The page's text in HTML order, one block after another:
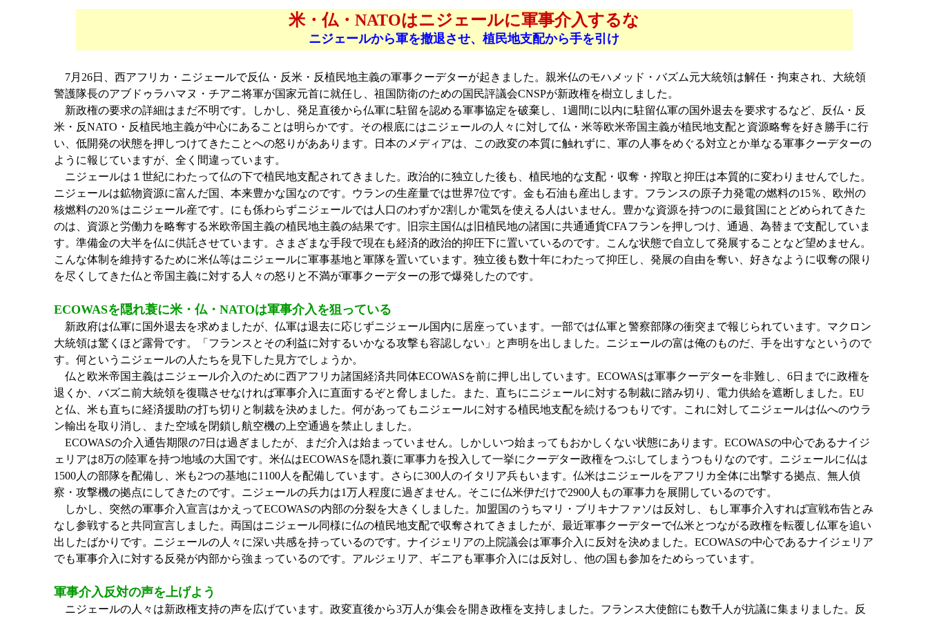
米・仏・NATOはニジェールに軍事介入するな
ニジェールから軍を撤退させ、植民地支配から手を引け
7月26日、西アフリカ・ニジェールで反仏・反米・反植民地主義の軍事クーデターが起きました。親米仏のモハメッド・バズム元大統領は解任・拘束され、大統領
警護隊長のアブドゥラハマヌ・チアニ将軍が国家元首に就任し、祖国防衛のための国民評議会CNSPが新政権を樹立しました。
新政権の要求の詳細はまだ不明です。しかし、発足直後から仏軍に駐留を認める軍事協定を破棄し、1週間に以内に駐留仏軍の国外退去を要求するなど、反仏・反
米・反NATO・反植民地主義が中心にあることは明らかです。その根底にはニジェールの人々に対して仏・米等欧米帝国主義が植民地支配と資源略奪を好き勝手に行
い、低開発の状態を押しつけてきたことへの怒りがああります。日本のメディアは、この政変の本質に触れずに、軍の人事をめぐる対立とか単なる軍事クーデターの
ように報じていますが、全く間違っています。
ニジェールは１世紀にわたって仏の下で植民地支配されてきました。政治的に独立した後も、植民地的な支配・収奪・搾取と抑圧は本質的に変わりませんでした。
ニジェールは鉱物資源に富んだ国、本来豊かな国なのです。ウランの生産量では世界7位です。金も石油も産出します。フランスの原子力発電の燃料の15％、欧州の
核燃料の20％はニジェール産です。にも係わらずニジェールでは人口のわずか2割しか電気を使える人はいません。豊かな資源を持つのに最貧国にとどめられてきた
のは、資源と労働力を略奪する米欧帝国主義の植民地主義の結果です。旧宗主国仏は旧植民地の諸国に共通通貨CFAフランを押しつけ、通過、為替まで支配していま
す。準備金の大半を仏に供託させています。さまざまな手段で現在も経済的政治的抑圧下に置いているのです。こんな状態で自立して発展することなど望めません。
こんな体制を維持するために米仏等はニジェールに軍事基地と軍隊を置いています。独立後も数十年にわたって抑圧し、発展の自由を奪い、好きなように収奪の限り
を尽くしてきた仏と帝国主義に対する人々の怒りと不満が軍事クーデターの形で爆発したのです。
ECOWASを隠れ蓑に米・仏・NATOは軍事介入を狙っている
新政府は仏軍に国外退去を求めましたが、仏軍は退去に応じずニジェール国内に居座っています。一部では仏軍と警察部隊の衝突まで報じられています。マクロン
大統領は驚くほど露骨です。「フランスとその利益に対するいかなる攻撃も容認しない」と声明を出しました。ニジェールの富は俺のものだ、手を出すなというので
す。何というニジェールの人たちを見下した見方でしょうか。
仏と欧米帝国主義はニジェール介入のために西アフリカ諸国経済共同体ECOWASを前に押し出しています。ECOWASは軍事クーデターを非難し、6日までに政権を
退くか、バズニ前大統領を復職させなければ軍事介入に直面するぞと脅しました。また、直ちにニジェールに対する制裁に踏み切り、電力供給を遮断しました。EU
と仏、米も直ちに経済援助の打ち切りと制裁を決めました。何があってもニジェールに対する植民地支配を続けるつもりです。これに対してニジェールは仏へのウラ
ン輸出を取り消し、また空域を閉鎖し航空機の上空通過を禁止しました。
ECOWASの介入通告期限の7日は過ぎましたが、まだ介入は始まっていません。しかしいつ始まってもおかしくない状態にあります。ECOWASの中心であるナイジ
ェリアは8万の陸軍を持つ地域の大国です。米仏はECOWASを隠れ蓑に軍事力を投入して一挙にクーデター政権をつぶしてしまうつもりなのです。ニジェールに仏は
1500人の部隊を配備し、米も2つの基地に1100人を配備しています。さらに300人のイタリア兵もいます。仏米はニジェールをアフリカ全体に出撃する拠点、無人偵
察・攻撃機の拠点にしてきたのです。ニジェールの兵力は1万人程度に過ぎません。そこに仏米伊だけで2900人もの軍事力を展開しているのです。
しかし、突然の軍事介入宣言はかえってECOWASの内部の分裂を大きくしました。加盟国のうちマリ・ブリキナファソは反対し、もし軍事介入すれば宣戦布告とみ
なし参戦すると共同宣言しました。両国はニジェール同様に仏の植民地支配で収奪されてきましたが、最近軍事クーデターで仏米とつながる政権を転覆し仏軍を追い
出したばかりです。ニジェールの人々に深い共感を持っているのです。ナイジェリアの上院議会は軍事介入に反対を決めました。ECOWASの中心であるナイジェリア
でも軍事介入に対する反発が内部から強まっているのです。アルジェリア、ギニアも軍事介入には反対し、他の国も参加をためらっています。
軍事介入反対の声を上げよう
ニジェールの人々は新政権支持の声を広げています。政変直後から3万人が集会を開き政権を支持しました。フランス大使館にも数千人が抗議に集まりました。反